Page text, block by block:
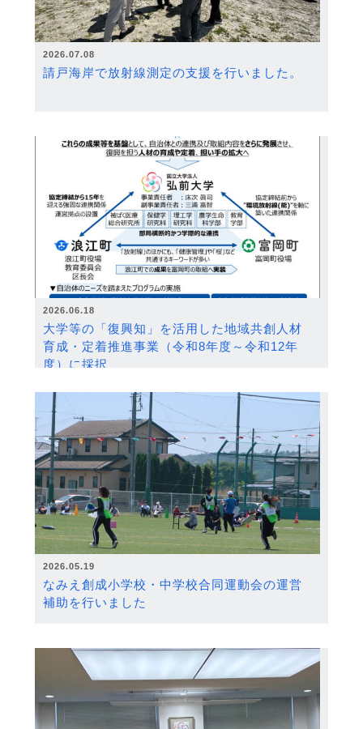
2026.07.08
請戸海岸で放射線測定の支援を行いました。
2026.06.18
大学等の「復興知」を活用した地域共創人材
育成・定着推進事業（令和8年度～令和12年
度）に採択
2026.05.19
なみえ創成小学校・中学校合同運動会の運営
補助を行いました